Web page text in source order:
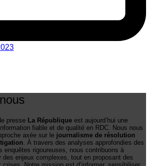
presse La République est aujourd’hui une
fiable et de qualité en RDC. Nous nous
axée sur le journalisme de résolution
. À travers des analyses approfondies des
enquêtes rigoureuses, nous contribuons à
enjeux complexes, tout en proposant des